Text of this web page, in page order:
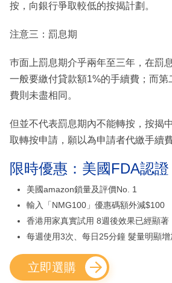
按，向銀行爭取較低的按揭計劃。
注意三：罰息期
巿面上罰息期介乎兩年至三年，在罰
一般要繳付貸款額1%的手續費；而
費則未盡相同。
但並不代表罰息期內不能轉按，按揭
取轉按申請，願以為申請者代繳手續費
限時優惠：美國FDA認
美國amazon鎖量及評價No. 1
輸入「NMG100」優惠碼額外減$100
香港用家真實試用 8週後效果已經顯著
每週使用3次、每日25分鐘 髮量明顯增
立即選購